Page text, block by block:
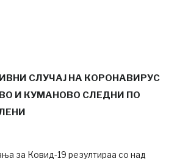
СЛУЧАЈ НА КОРОНАВИРУС
И КУМАНОВО СЛЕДНИ ПО
за Ковид-19 резултираа со над